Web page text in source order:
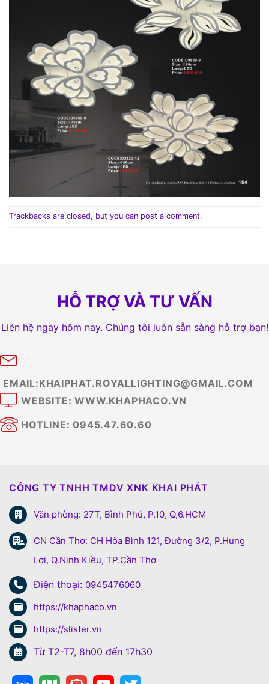
Trackbacks are closed, but you can post a comment.
HỖ TRỢ VÀ TƯ VẤN
Liên hệ ngay hôm nay. Chúng tôi luôn sẵn sàng hỗ trợ bạn!
EMAIL:KHAIPHAT.ROYALLIGHTING@GMAIL.COM
WEBSITE: WWW.KHAPHACO.VN
HOTLINE: 0945.47.60.60
CÔNG TY TNHH TMDV XNK KHAI PHÁT
Văn phòng: 27T, Bình Phú, P.10, Q,6.HCM
CN Cần Thơ: CH Hòa Bình 121, Đường 3/2, P.Hưng
Lợi, Q.Ninh Kiều, TP.Cần Thơ
Điện thoại: 0945476060
https://khaphaco.vn
https://slister.vn
Từ T2-T7, 8h00 đến 17h30